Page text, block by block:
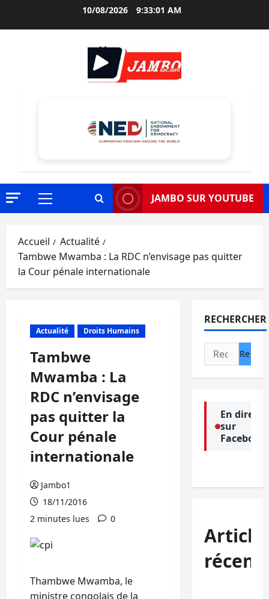
10/08/2026 9:33:02 AM
Menu
JAMBO SUR YOUTUBE
Accueil
Actualité
Tambwe Mwamba : La RDC n’envisage pas quitter
la Cour pénale internationale
Actualité Droits Humains
Tambwe
Mwamba : La
RDC n’envisage
pas quitter la
Cour pénale
internationale
Jambo1
18/11/2016
2 minutes lues
0
Thambwe Mwamba, le
ministre congolais de la
RECHERCHER
Rechercher :
En direct
sur
Facebook